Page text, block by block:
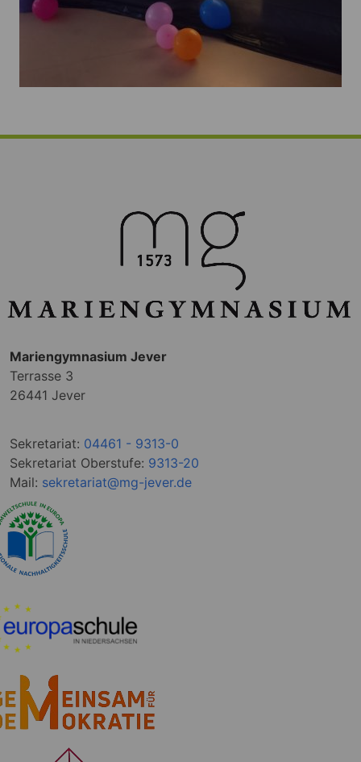
Mariengymnasium Jever
Terrasse 3
26441 Jever
Sekretariat: 04461 - 9313-0
Sekretariat Oberstufe: 9313-20
Mail: sekretariat@mg-jever.de